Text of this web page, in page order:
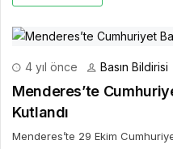
4 yıl önce Basın Bildirisi
Menderes’te
Kutlandı
Menderes’te 29 Ekim